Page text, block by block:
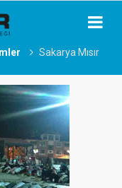
Sakarya Mısır